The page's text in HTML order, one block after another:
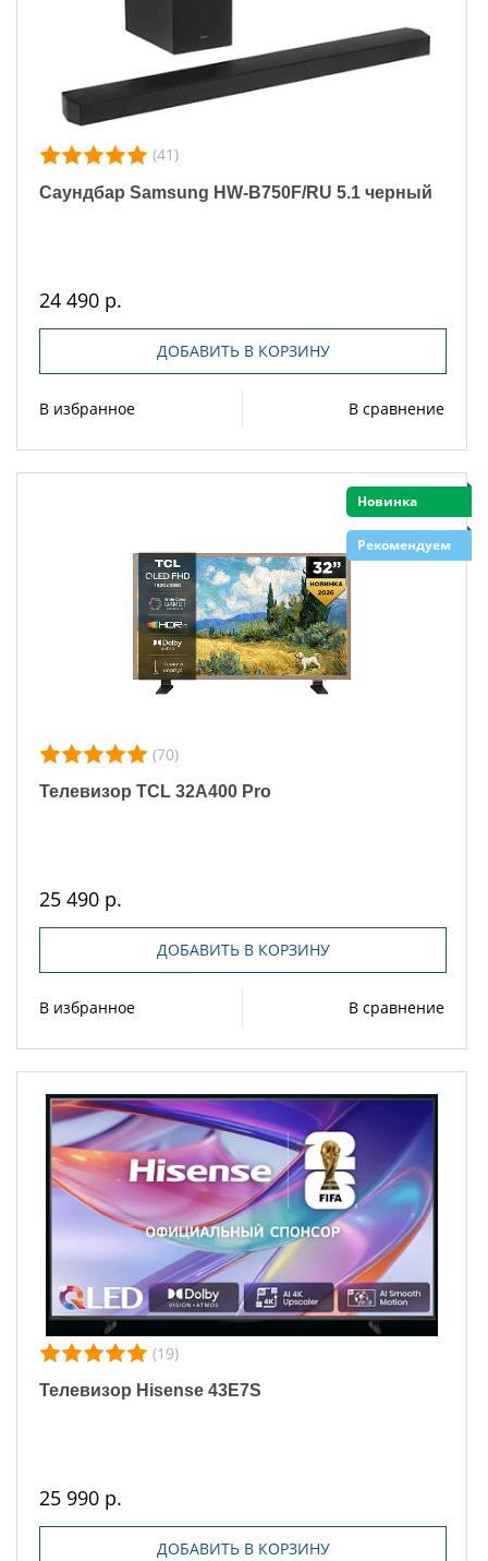
(41)
Саундбар Samsung HW-B750F/RU 5.1 черный
24 490 р.
ДОБАВИТЬ В КОРЗИНУ
В избранное В сравнение
Новинка
Рекомендуем
(70)
Телевизор TCL 32A400 Pro
25 490 р.
ДОБАВИТЬ В КОРЗИНУ
В избранное В сравнение
(19)
Телевизор Hisense 43E7S
25 990 р.
ДОБАВИТЬ В КОРЗИНУ